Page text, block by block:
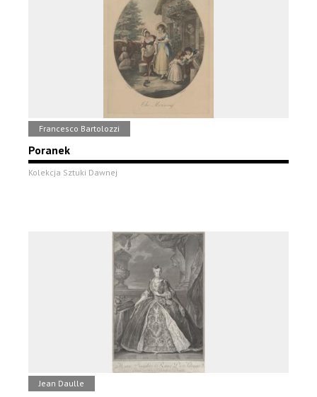
Francesco Bartolozzi
Poranek
Kolekcja Sztuki Dawnej
Jean Daulle